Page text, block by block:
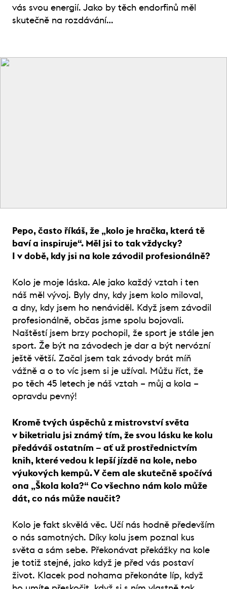
vás svou energií. Jako by těch endorfinů měl
skutečně na rozdávání…
Pepo, často říkáš, že „kolo je hračka, která tě
baví a inspiruje“. Měl jsi to tak vždycky?
I v době, kdy jsi na kole závodil profesionálně?
Kolo je moje láska. Ale jako každý vztah i ten
náš měl vývoj. Byly dny, kdy jsem kolo miloval,
a dny, kdy jsem ho nenáviděl. Když jsem závodil
profesionálně, občas jsme spolu bojovali.
Naštěstí jsem brzy pochopil, že sport je stále jen
sport. Že být na závodech je dar a být nervózní
ještě větší. Začal jsem tak závody brát míň
vážně a o to víc jsem si je užíval. Můžu říct, že
po těch 45 letech je náš vztah – můj a kola –
opravdu pevný!
Kromě tvých úspěchů z mistrovství světa
v biketrialu jsi známý tím, že svou lásku ke kolu
předáváš ostatním – ať už prostřednictvím
knih, které vedou k lepší jízdě na kole, nebo
výukových kempů. V čem ale skutečně spočívá
ona „Škola kola?“ Co všechno nám kolo může
dát, co nás může naučit?
Kolo je fakt skvělá věc. Učí nás hodně především
o nás samotných. Díky kolu jsem poznal kus
světa a sám sebe. Překonávat překážky na kole
je totiž stejné, jako když je před vás postaví
život. Klacek pod nohama překonáte líp, když